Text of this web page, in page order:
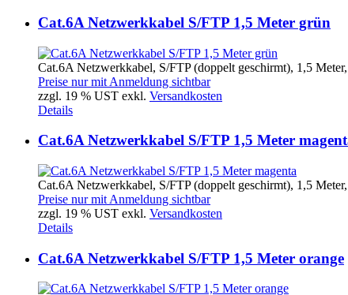
Cat.6A Netzwerkkabel S/FTP 1,5 Meter grün
Cat.6A Netzwerkkabel, S/FTP (doppelt geschirmt), 1,5
Preise nur mit Anmeldung sichtbar
zzgl. 19 % UST exkl. Versandkosten
Details
Cat.6A Netzwerkkabel S/FTP 1,5 Meter
Cat.6A Netzwerkkabel, S/FTP (doppelt geschirmt), 1,5 Meter,
Preise nur mit Anmeldung sichtbar
zzgl. 19 % UST exkl. Versandkosten
Details
Cat.6A Netzwerkkabel S/FTP 1,5 Meter orange